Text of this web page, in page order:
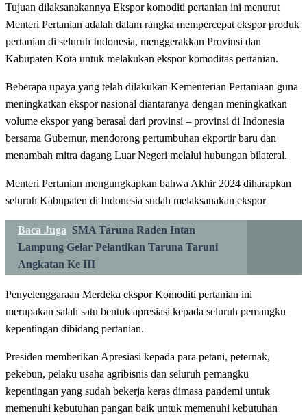
Tujuan dilaksanakannya Ekspor komoditi pertanian ini menurut
Menteri Pertanian adalah dalam rangka mempercepat ekspor produk
pertanian di seluruh Indonesia, menggerakkan Provinsi dan
Kabupaten Kota untuk melakukan ekspor komoditas pertanian.
Beberapa upaya yang telah dilakukan Kementerian Pertaniaan guna
meningkatkan ekspor nasional diantaranya dengan meningkatkan
volume ekspor yang berasal dari provinsi – provinsi di Indonesia
bersama Gubernur, mendorong pertumbuhan ekportir baru dan
menambah mitra dagang Luar Negeri melalui hubungan bilateral.
Menteri Pertanian mengungkapkan bahwa Akhir 2024 diharapkan
seluruh Kabupaten di Indonesia sudah melaksanakan ekspor
Baca Juga SMA Taruna Raden Intan
Lampung Gelar Pelantikan Taruna Taruni
Angkatan Ke III
Penyelenggaraan Merdeka ekspor Komoditi pertanian ini
merupakan salah satu bentuk apresiasi kepada seluruh pemangku
kepentingan dibidang pertanian.
Presiden memberikan Apresiasi kepada para petani, peternak,
pekebun, pelaku usaha agribisnis dan seluruh pemangku
kepentingan yang sudah bekerja keras dimasa pandemi untuk
memenuhi kebutuhan pangan baik untuk memenuhi kebutuhan